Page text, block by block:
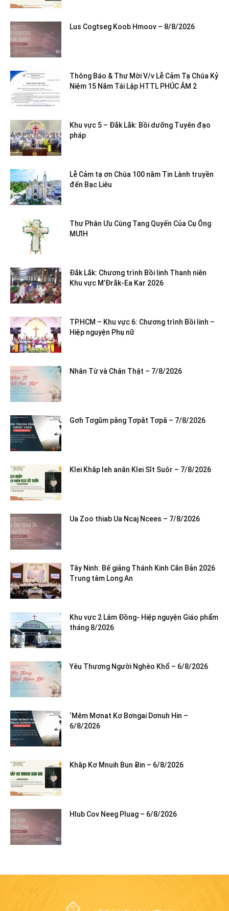
Lus Cogtseg Koob Hmoov – 8/8/2026
Thông Báo & Thư Mời V/v Lễ Cảm Tạ Chúa Kỷ
Niệm 15 Năm Tái Lập HTTL PHÚC ÂM 2
Khu vực 5 – Đắk Lắk: Bồi dưỡng Tuyên đạo
pháp
Lễ Cảm tạ ơn Chúa 100 năm Tin Lành truyền
đến Bạc Liêu
Thư Phân Ưu Cùng Tang Quyến Của Cụ Ông
MƯIH
Đắk Lắk: Chương trình Bồi linh Thanh niên
Khu vực M’Đrắk-Ea Kar 2026
TP.HCM – Khu vực 6: Chương trình Bồi linh –
Hiệp nguyện Phụ nữ
Nhân Từ và Chân Thật – 7/8/2026
Gơh Tơgŭm păng Tơpăt Tơpă – 7/8/2026
Klei Khăp leh anăn Klei Sĭt Suôr – 7/8/2026
Ua Zoo thiab Ua Ncaj Ncees – 7/8/2026
Tây Ninh: Bế giảng Thánh Kinh Căn Bản 2026
Trung tâm Long An
Khu vực 2 Lâm Đồng- Hiệp nguyện Giáo phẩm
tháng 8/2026
Yêu Thương Người Nghèo Khổ – 6/8/2026
‘Mêm Mơnat Kơ Bơngai Dơnuh Hin –
6/8/2026
Khăp Kơ Mnuih Bun Ƀin – 6/8/2026
Hlub Cov Neeg Pluag – 6/8/2026